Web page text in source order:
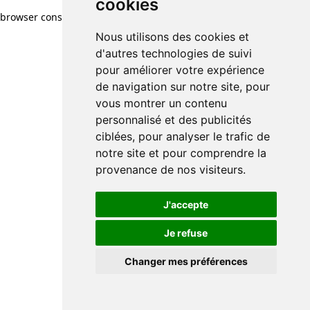
cookies
Nous utilisons des cookies et
d'autres technologies de suivi
pour améliorer votre expérience
de navigation sur notre site, pour
vous montrer un contenu
personnalisé et des publicités
ciblées, pour analyser le trafic de
notre site et pour comprendre la
provenance de nos visiteurs.
J'accepte
Je refuse
Changer mes préférences
browser console for more information)